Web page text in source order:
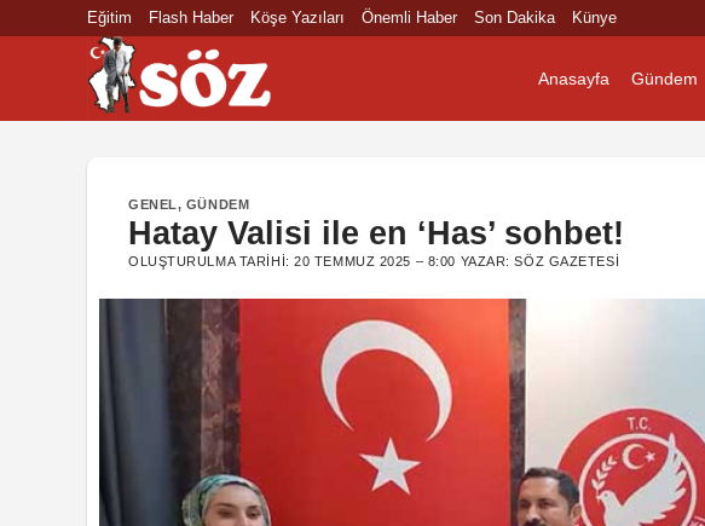
Eğitim Flash Haber Köşe Yazıları Önemli Haber Son Dakika Künye
Anasayfa Gündem
GENEL, GÜNDEM
Hatay Valisi ile en ‘Has’ sohbet!
OLUŞTURULMA TARIHI:20 TEMMUZ 2025 – 8:00 YAZAR:SÖZ GAZETESI